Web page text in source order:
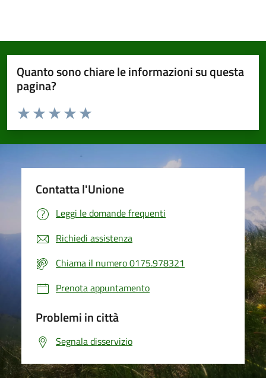
Quanto sono chiare le informazioni su questa
pagina?
Valuta da 1 a 5 stelle la pagina
Valuta 5 stelle su 5
Valuta 4 stelle su 5
Valuta 3 stelle su 5
Valuta 2 stelle su 5
Valuta 1 stelle su 5
Contatta l'Unione
Leggi le domande frequenti
Richiedi assistenza
Chiama il numero 0175.978321
Prenota appuntamento
Problemi in città
Segnala disservizio